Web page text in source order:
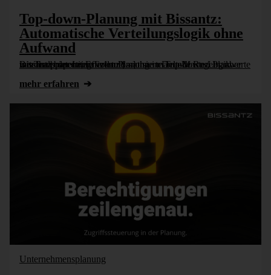
Top-down-Planung mit Bissantz:
Automatische Verteilungslogik ohne
Aufwand
Bissantz bietet eine vollautomatisierte Top-down-Logik innerhalb der Integrierten Planung in DeltaMaster. Planwerte werden proportional verteilt – ohne manuelle Regeln, aber mit Transparenz, Effizienz [...]
mehr erfahren
Unternehmensplanung